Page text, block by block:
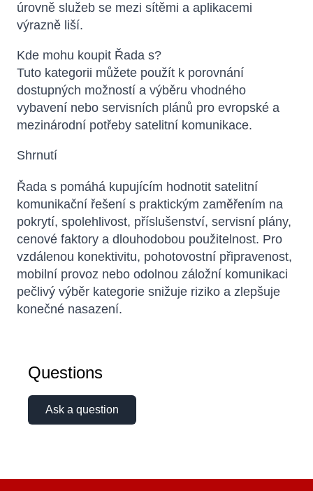
úrovně služeb se mezi sítěmi a aplikacemi
výrazně liší.
Kde mohu koupit Řada s?
Tuto kategorii můžete použít k porovnání
dostupných možností a výběru vhodného
vybavení nebo servisních plánů pro evropské a
mezinárodní potřeby satelitní komunikace.
Shrnutí
Řada s pomáhá kupujícím hodnotit satelitní
komunikační řešení s praktickým zaměřením na
pokrytí, spolehlivost, příslušenství, servisní plány,
cenové faktory a dlouhodobou použitelnost. Pro
vzdálenou konektivitu, pohotovostní připravenost,
mobilní provoz nebo odolnou záložní komunikaci
pečlivý výběr kategorie snižuje riziko a zlepšuje
konečné nasazení.
Questions
Ask a question